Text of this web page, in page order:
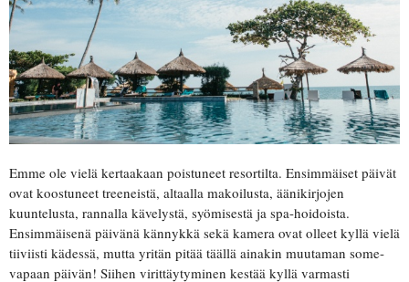
Emme ole vielä kertaakaan poistuneet resortilta. Ensimmäiset päivät
ovat koostuneet treeneistä, altaalla makoilusta, äänikirjojen
kuuntelusta, rannalla kävelystä, syömisestä ja spa-hoidoista.
Ensimmäisenä päivänä kännykkä sekä kamera ovat olleet kyllä vielä
tiiviisti kädessä, mutta yritän pitää täällä ainakin muutaman some-
vapaan päivän! Siihen virittäytyminen kestää kyllä varmasti